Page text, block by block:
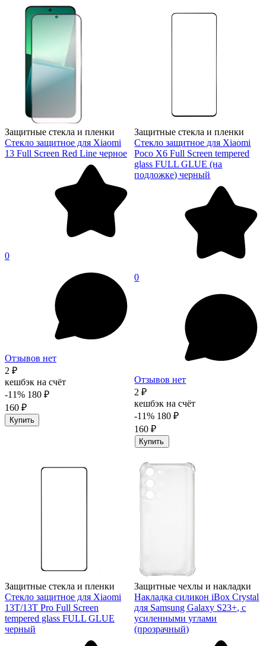
Защитные стекла и пленки
Стекло защитное для Xiaomi
13 Full Screen Red Line черное
0
Отзывов нет
2 ₽
кешбэк на счёт
-11% 180 ₽
160 ₽
Купить
Защитные стекла и пленки
Стекло защитное для Xiaomi
Poco X6 Full Screen tempered
glass FULL GLUE (на
подложке) черный
0
Отзывов нет
2 ₽
кешбэк на счёт
-11% 180 ₽
160 ₽
Купить
Защитные стекла и пленки
Стекло защитное для Xiaomi
13T/13T Pro Full Screen
tempered glass FULL GLUE
черный
Защитные чехлы и накладки
Накладка силикон iBox Crystal
для Samsung Galaxy S23+, с
усиленными углами
(прозрачный)